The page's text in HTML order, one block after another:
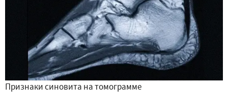
Признаки синовита на томограмме